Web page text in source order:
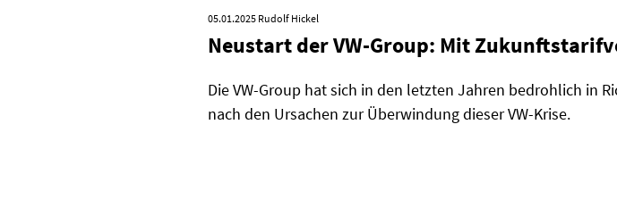
05.01.2025 Rudolf Hickel
Neustart der VW-Group: Mit
Die VW-Group hat sich in den letzten Jahren bedrohlich in
nach den Ursa­chen zur Überwindung dieser VW-Krise.